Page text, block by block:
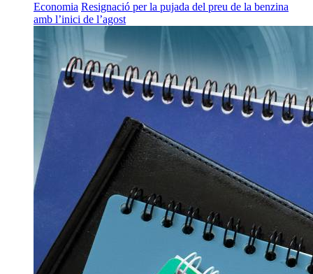
Economia Resignació per la pujada del preu de la benzina
amb l’inici de l’agost